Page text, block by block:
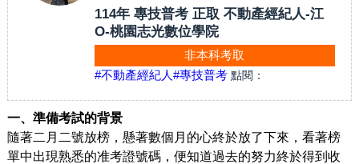
114年 專技普考 正取 不動產經紀人-江
O-桃園志光數位學院
非本科考取
#不動產經紀人#專技普考 點閱：
一、準備考試的背景
隨著二月二號放榜，懸著數個月的心終於放了下來，看著榜
單中出現熟悉的准考證號碼，便知道過去的努力終於得到收